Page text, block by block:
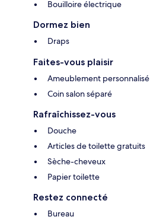
Bouilloire électrique
Dormez bien
Draps
Faites-vous plaisir
Ameublement personnalisé
Coin salon séparé
Rafraîchissez-vous
Douche
Articles de toilette gratuits
Sèche-cheveux
Papier toilette
Restez connecté
Bureau